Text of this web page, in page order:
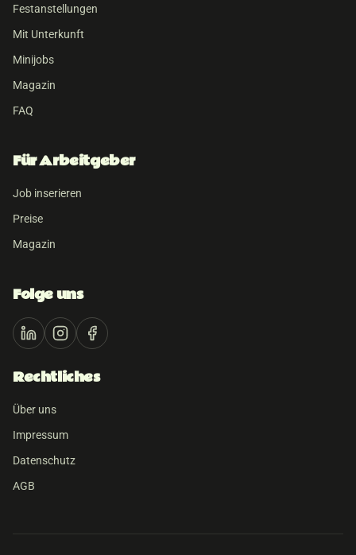
Festanstellungen
Mit Unterkunft
Minijobs
Magazin
FAQ
Für Arbeitgeber
Job inserieren
Preise
Magazin
Folge uns
Rechtliches
Über uns
Impressum
Datenschutz
AGB